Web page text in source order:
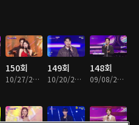
150회
10/27/2025 • 1시간 21분
149회
10/20/2025 • 1시간 25분
148회
09/08/2025 • 1시간 29분